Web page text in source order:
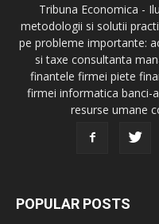
Tribuna Economica -
metodologii si solutii
pe probleme importante:
si taxe consultanta
finantele firmei piete
firmei informatica banci-
resurse umane
POPULAR POSTS